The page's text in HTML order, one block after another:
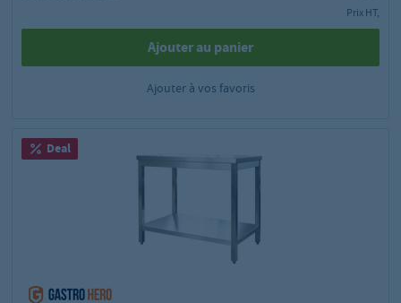
Prix HT,
Ajouter au panier
Ajouter à vos favoris
Deal